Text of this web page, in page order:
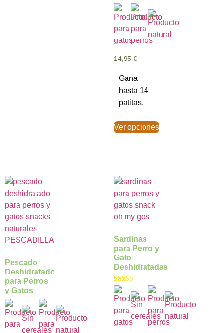
14,95 €
Gana
hasta 14
patitas.
Ver opciones
Pescado
Deshidratado
para Perros
y Gatos
Sardinas
para Perro y
Gato
Deshidratadas
Valorado con
5.00
de 5